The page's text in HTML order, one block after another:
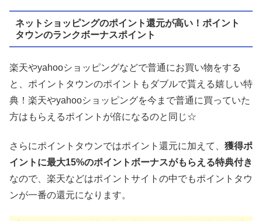
ネットショッピングのポイント還元が高い！ポイント
タウンのランクボーナスポイント
楽天やyahooショッピングなどで普通にお買い物をする
と、ポイントタウンのポイントもダブルで貰える嬉しい特
典！楽天やyahooショッピングを今まで普通に買っていた
方はもらえるポイントが倍になるのと同じ☆
さらにポイントタウンではポイント還元に加えて、 獲得ポ
イントに最大15%のポイントボーナスがもらえる特典付き
なので、楽天などはポイントサイトの中でもポイントタウ
ンが一番の還元になります。